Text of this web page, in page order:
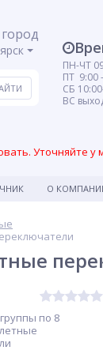
ПН-ЧТ
ПТ 9:00
СБ
ВС
Уточняйте у
О
группы по 8